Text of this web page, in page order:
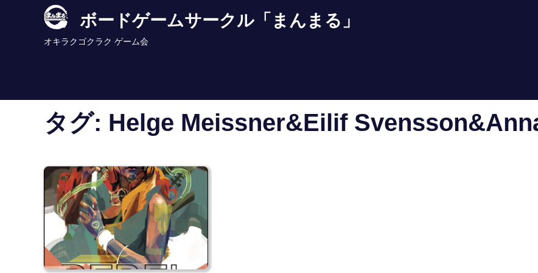
ボードゲームサークル「まんまる」
オキラクゴクラク ゲーム会
タグ: Helge Meissner&Eilif